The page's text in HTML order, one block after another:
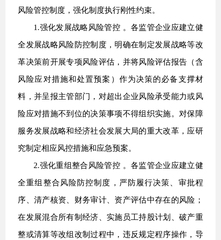
风险管控制度，强化制度执行刚性约束。
1.强化发展战略风险管控 。各监管企业应建立健
全发展战略风险防控制度，明确在制定发展战略等改
革决策前开展专项风险评估，并将风险评估报告（含
风险应对措施和处置预案）作为决策的必备支撑材
料，并呈报主管部门，对超出企业风险承受能力或风
险应对措施不到位的决策事项不得组织实施。对保障
服务发展战略和经济社会发展大局的重大改革，应研
究制定相应风控措施和应急预案。
2.强化重组整合风险管控 。各监管企业应建立健
全重组整合风险防控制度，严防履行决策、审批程
序、清产核资、财务审计、资产评估中存在的风险；
在发展混合所有制经济、实施员工持股计划、破产重
整或清算等改组改制过程中，违反规定程序操作，导